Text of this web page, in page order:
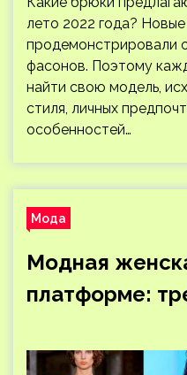
лето 2022 года?
продемонстрировали
фасонов. Поэтому
найти свою модель,
стиля, личных
особенностей…
Мода
Модная
платформе: